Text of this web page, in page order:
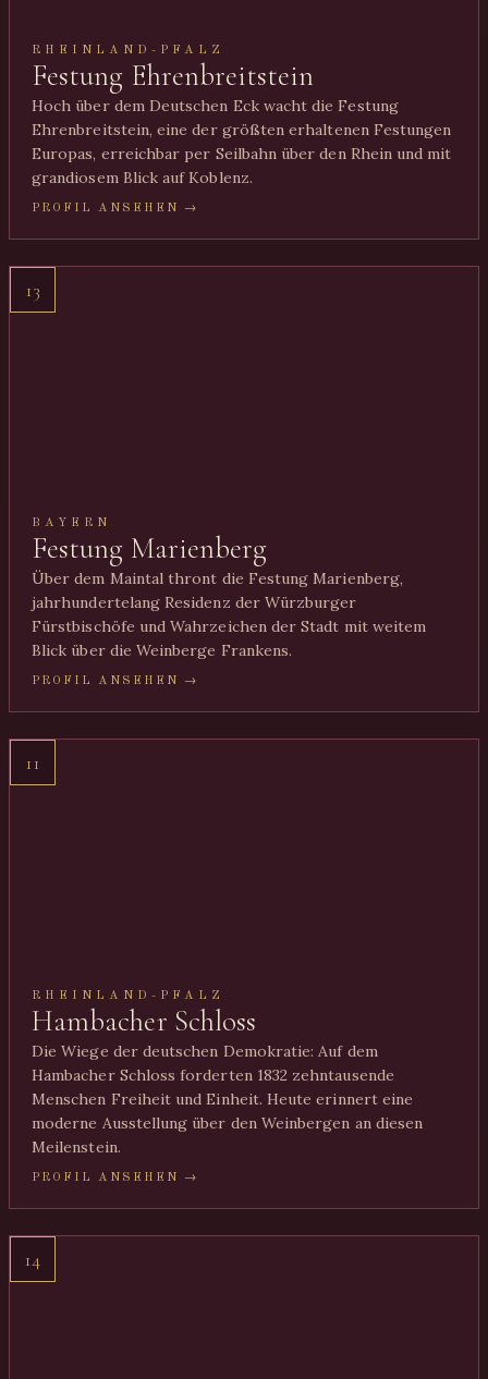
RHEINLAND-PFALZ
Festung Ehrenbreitstein
Hoch über dem Deutschen Eck wacht die Festung
Ehrenbreitstein, eine der größten erhaltenen Festungen
Europas, erreichbar per Seilbahn über den Rhein und mit
grandiosem Blick auf Koblenz.
PROFIL ANSEHEN →
13
BAYERN
Festung Marienberg
Über dem Maintal thront die Festung Marienberg,
jahrhundertelang Residenz der Würzburger
Fürstbischöfe und Wahrzeichen der Stadt mit weitem
Blick über die Weinberge Frankens.
PROFIL ANSEHEN →
11
RHEINLAND-PFALZ
Hambacher Schloss
Die Wiege der deutschen Demokratie: Auf dem
Hambacher Schloss forderten 1832 zehntausende
Menschen Freiheit und Einheit. Heute erinnert eine
moderne Ausstellung über den Weinbergen an diesen
Meilenstein.
PROFIL ANSEHEN →
14